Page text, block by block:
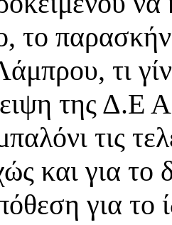
το
τι
της Δ.Ε
τις
και για το
για το